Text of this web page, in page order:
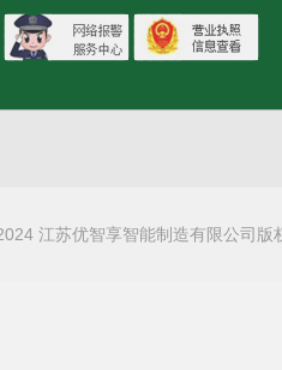
江苏优智享智能制造有限公司